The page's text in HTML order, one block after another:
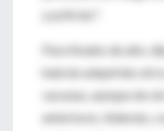
y policías".
Para finales de año,
habrán adquirido
vacunas, aunque de
anteriores. Además,